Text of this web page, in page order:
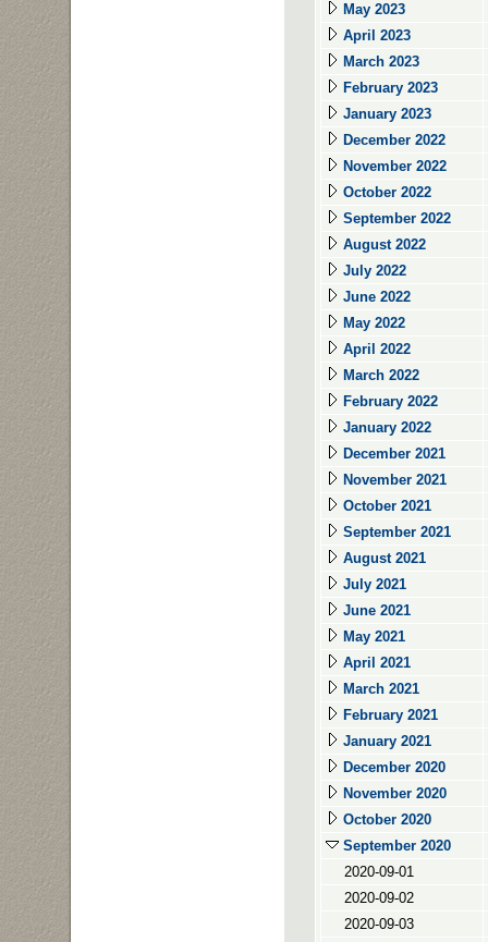
May 2023
April 2023
March 2023
February 2023
January 2023
December 2022
November 2022
October 2022
September 2022
August 2022
July 2022
June 2022
May 2022
April 2022
March 2022
February 2022
January 2022
December 2021
November 2021
October 2021
September 2021
August 2021
July 2021
June 2021
May 2021
April 2021
March 2021
February 2021
January 2021
December 2020
November 2020
October 2020
September 2020
2020-09-01
2020-09-02
2020-09-03